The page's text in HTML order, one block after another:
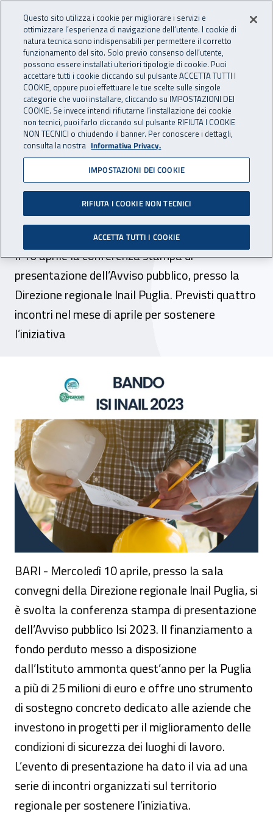
INAIL - Istituto Nazionale
Apri cerca
Navigazione principale
Navigazione - Ti trovi in:
Home Inail comunica News
10 aprile 2024
Dal Bando Isi 2023 25
milioni di euro per le
imprese pugliesi
Il 10 aprile la conferenza stampa di
presentazione dell’Avviso pubblico, presso la
Direzione regionale Inail Puglia. Previsti quattro
incontri nel mese di aprile per sostenere
l’iniziativa
Dal Bando Isi 2023 25 milioni di euro
BARI - Mercoledì 10 aprile, presso la sala
convegni della Direzione regionale Inail Puglia, si
è svolta la conferenza stampa di presentazione
dell’Avviso pubblico Isi 2023. Il finanziamento a
fondo perduto messo a disposizione
dall’Istituto ammonta quest’anno per la Puglia
a più di 25 milioni di euro e offre uno strumento
di sostegno concreto dedicato alle aziende che
investono in progetti per il miglioramento delle
condizioni di sicurezza dei luoghi di lavoro.
L’evento di presentazione ha dato il via ad una
serie di incontri organizzati sul territorio
regionale per sostenere l’iniziativa.
Questo sito utilizza i cookie per migliorare i servizi e
ottimizzare l’esperienza di navigazione dell’utente. I cookie di
natura tecnica sono indispensabili per permettere il corretto
funzionamento del sito. Solo previo consenso dell’utente,
possono essere installati ulteriori tipologie di cookie. Puoi
accettare tutti i cookie cliccando sul pulsante ACCETTA TUTTI I
COOKIE, oppure puoi effettuare le tue scelte sulle singole
categorie che vuoi installare, cliccando su IMPOSTAZIONI DEI
COOKIE. Se invece intendi rifiutarne l’installazione dei cookie
non tecnici, puoi farlo cliccando sul pulsante RIFIUTA I COOKIE
NON TECNICI o chiudendo il banner. Per conoscere i dettagli,
consulta la nostra Informativa Privacy.
IMPOSTAZIONI DEI COOKIE
RIFIUTA I COOKIE NON TECNICI
ACCETTA TUTTI I COOKIE